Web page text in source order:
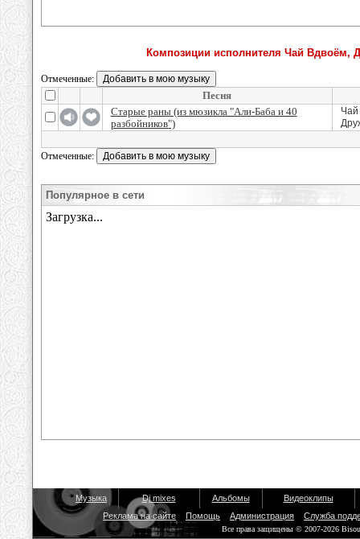
Композиции исполнителя Чай Вдвоём,
Отмеченные:
Песня
Старые раны (из мюзикла "Али-Баба и 40
разбойников")
Отмеченные:
Популярное в сети
Музыка Dj mixes Альбомы
Видеоклипы
Реклама на сайте
Помощь Администрация Служба
Все права защищены © 2007-2026